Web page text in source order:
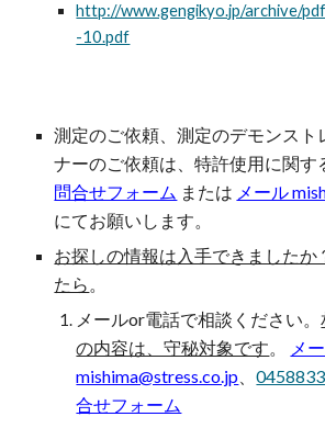
http://www.gengikyo.jp/archive/
-10.pdf
測定のご依頼、測定のデモンスト
ナーのご依頼は、特許使用に関す
問合せフォーム または メール
にてお願いします。
お探しの情報は入手できました
たら 。
メールor電話で相談ください。
の内容は、守秘対象です。
メ
mishima@stress.co.jp 、
合せフォーム